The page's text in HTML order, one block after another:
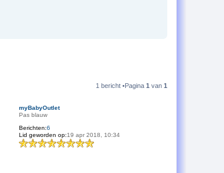
1 bericht •Pagina 1 van 1
myBabyOutlet
Pas blauw
Berichten:6
Lid geworden op:19 apr 2018, 10:34